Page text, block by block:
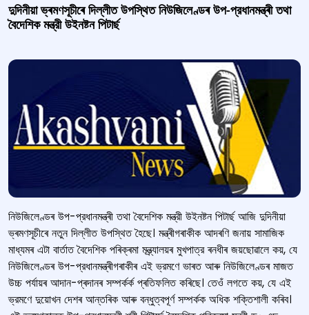
দুদিনীয়া ভ্ৰমণসূচীৰে দিল্লীত উপস্থিত নিউজিলেণ্ডৰ উপ-প্রধানমন্ত্ৰী তথা
বৈদেশিক মন্ত্রী উইনষ্টন পিটাৰ্ছ
নিউজিলেণ্ডৰ উপ-প্রধানমন্ত্ৰী তথা বৈদেশিক মন্ত্রী উইনষ্টন পিটাৰ্ছ আজি দুদিনীয়া
ভ্ৰমণসূচীৰে নতুন দিল্লীত উপস্থিত হৈছে। মন্ত্ৰীগৰাকীক আদৰণি জনায় সামাজিক
মাধ্যমৰ এটা বাৰ্তাত বৈদেশিক পৰিক্ৰমা মন্ত্ৰ্যালয়ৰ মুখপাত্র ৰনধীৰ জয়ছোৱালে কয়, যে
নিউজিলেণ্ডৰ উপ-প্রধানমন্ত্ৰীগৰাকীৰ এই ভ্রমণে ভাৰত আৰু নিউজিলেণ্ডৰ মাজত
উচ্চ পৰ্যায়ৰ আদান-প্ৰদানৰ সম্পৰ্কৰ্ক প্ৰতিফলিত কৰিছে। তেওঁ লগতে কয়, যে এই
ভ্রমণে দুয়োখন দেশৰ আন্তৰিক আৰু বন্ধুত্বপূর্ণ সম্পৰ্কক অধিক শক্তিশালী কৰিব।